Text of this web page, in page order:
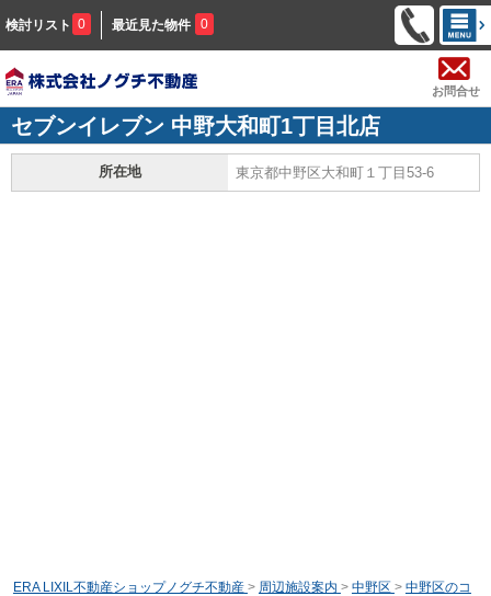
検討リスト 0 最近見た物件 0
お問合せ
セブンイレブン 中野大和町1丁目北店
所在地 東京都中野区大和町１丁目53-6
ERA LIXIL不動産ショップノグチ不動産 > 周辺施設案内 > 中野区 > 中野区のコ